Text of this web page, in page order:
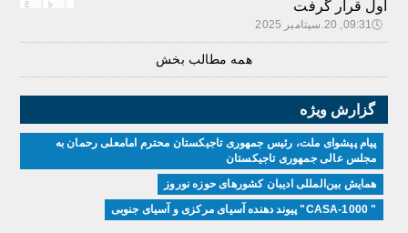
اول قرار گرفت
🕔09:31, 20.سپتامبر 2025
همه مطالب بخش
گزارش ویژه
پیام پیشوای ملت، رئیس جمهوری تاجیکستان محترم امامعلی رحمان به
مجلس عالی جمهوری تاجیکستان
همایش بین‌المللی ادیبان کشور‌های حوزه نوروز
" CASA-1000" پیوند دهنده آسیای مرکزی و آسیای جنوبی